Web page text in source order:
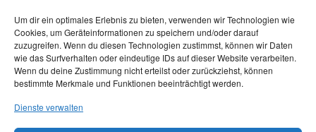
Um dir ein optimales Erlebnis zu bieten, verwenden wir Technologien wie
Cookies, um Geräteinformationen zu speichern und/oder darauf
zuzugreifen. Wenn du diesen Technologien zustimmst, können wir Daten
wie das Surfverhalten oder eindeutige IDs auf dieser Website verarbeiten.
Wenn du deine Zustimmung nicht erteilst oder zurückziehst, können
bestimmte Merkmale und Funktionen beeinträchtigt werden.
Dienste verwalten
Zahlungsmöglichkeiten:
Versand erfolgt mit unserem Partner: